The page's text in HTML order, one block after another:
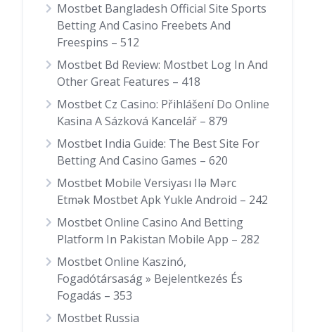
Mostbet Bangladesh Official Site Sports
Betting And Casino Freebets And
Freespins – 512
Mostbet Bd Review: Mostbet Log In And
Other Great Features – 418
Mostbet Cz Casino: Přihlášení Do Online
Kasina A Sázková Kancelář – 879
Mostbet India Guide: The Best Site For
Betting And Casino Games – 620
Mostbet Mobile Versiyası Ilə Mərc
Etmək Mostbet Apk Yukle Android – 242
Mostbet Online Casino And Betting
Platform In Pakistan Mobile App – 282
Mostbet Online Kaszinó,
Fogadótársaság » Bejelentkezés És
Fogadás – 353
Mostbet Russia